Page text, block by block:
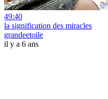
49:40
la signification des miracles
grandeetoile
il y a 6 ans